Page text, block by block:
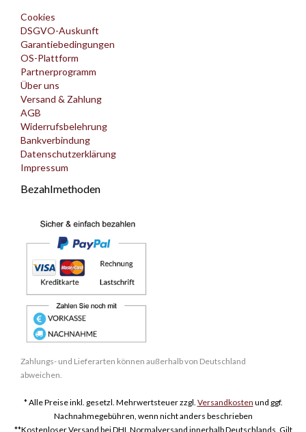
Cookies
DSGVO-Auskunft
Garantiebedingungen
OS-Plattform
Partnerprogramm
Über uns
Versand & Zahlung
AGB
Widerrufsbelehrung
Bankverbindung
Datenschutzerklärung
Impressum
Bezahlmethoden
Zahlungs- und Lieferarten können außerhalb von Deutschland
abweichen.
* Alle Preise inkl. gesetzl. Mehrwertsteuer zzgl. Versandkosten und ggf.
Nachnahmegebühren, wenn nicht anders beschrieben
**Kostenloser Versand bei DHL Normalversand innerhalb Deutschlands. Gilt